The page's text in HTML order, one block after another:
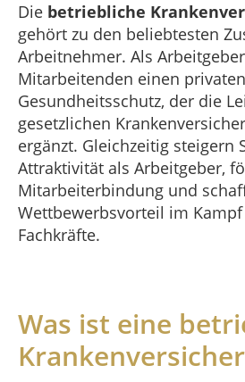
Die betriebliche
gehört zu den beliebtesten
Arbeitnehmer. Als
Mitarbeitenden einen privaten
Gesundheitsschutz, der die
gesetzlichen
ergänzt. Gleichzeitig steigern
Attraktivität als Arbeitgeber,
Mitarbeiterbindung und
Wettbewerbsvorteil im
Fachkräfte.
Was ist eine